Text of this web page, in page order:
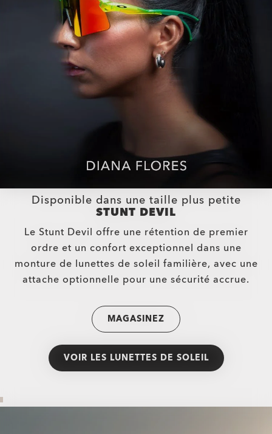
Disponible dans une taille plus petite
STUNT DEVIL
Le Stunt Devil offre une rétention de premier
ordre et un confort exceptionnel dans une
monture de lunettes de soleil familière, avec une
attache optionnelle pour une sécurité accrue.
MAGASINEZ
VOIR LES LUNETTES DE SOLEIL